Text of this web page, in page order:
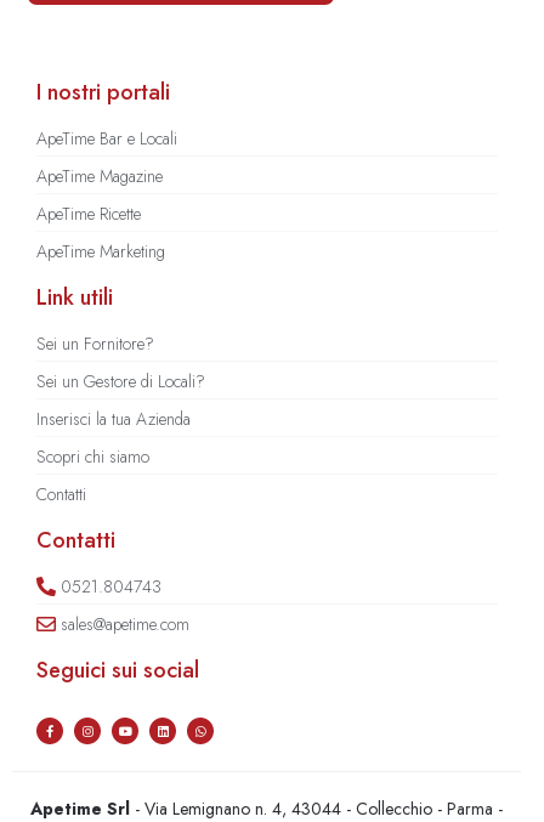
I nostri portali
ApeTime Bar e Locali
ApeTime Magazine
ApeTime Ricette
ApeTime Marketing
Link utili
Sei un Fornitore?
Sei un Gestore di Locali?
Inserisci la tua Azienda
Scopri chi siamo
Contatti
Contatti
0521.804743
sales@apetime.com
Seguici sui social
Apetime Srl - Via Lemignano n. 4, 43044 - Collecchio - Parma -